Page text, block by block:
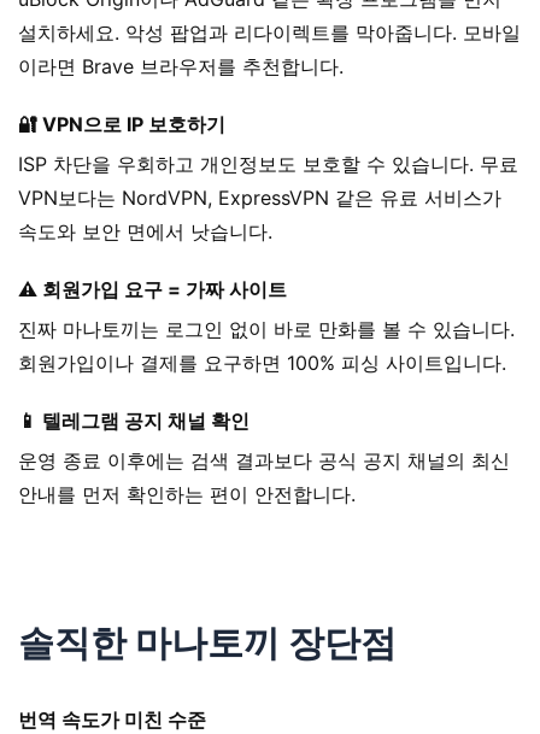
설치하세요. 악성 팝업과 리다이렉트를 막아줍니다. 모바일
이라면 Brave 브라우저를 추천합니다.
🔐 VPN으로 IP 보호하기
ISP 차단을 우회하고 개인정보도 보호할 수 있습니다. 무료
VPN보다는 NordVPN, ExpressVPN 같은 유료 서비스가
속도와 보안 면에서 낫습니다.
⚠️ 회원가입 요구 = 가짜 사이트
진짜 마나토끼는 로그인 없이 바로 만화를 볼 수 있습니다.
회원가입이나 결제를 요구하면 100% 피싱 사이트입니다.
📱 텔레그램 공지 채널 확인
운영 종료 이후에는 검색 결과보다 공식 공지 채널의 최신
안내를 먼저 확인하는 편이 안전합니다.
솔직한 마나토끼 장단점
번역 속도가 미친 수준